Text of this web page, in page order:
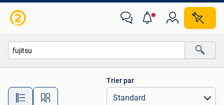
Toutes les distances…
Trier par